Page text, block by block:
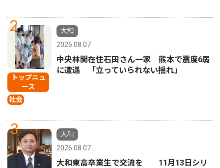
2
トップニュ
ース
社会
大和
2026.08.07
中央林間在住石田さん一家 熊本で震度6弱
に遭遇 「立っていられない揺れ」
3
大和
2026.08.07
大和東高卒業生で交流を 11月13日シリ